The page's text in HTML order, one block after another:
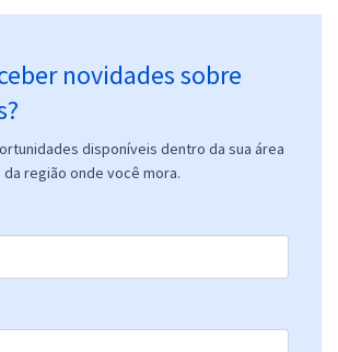
novidades sobre
disponíveis dentro da sua área
região onde você mora.